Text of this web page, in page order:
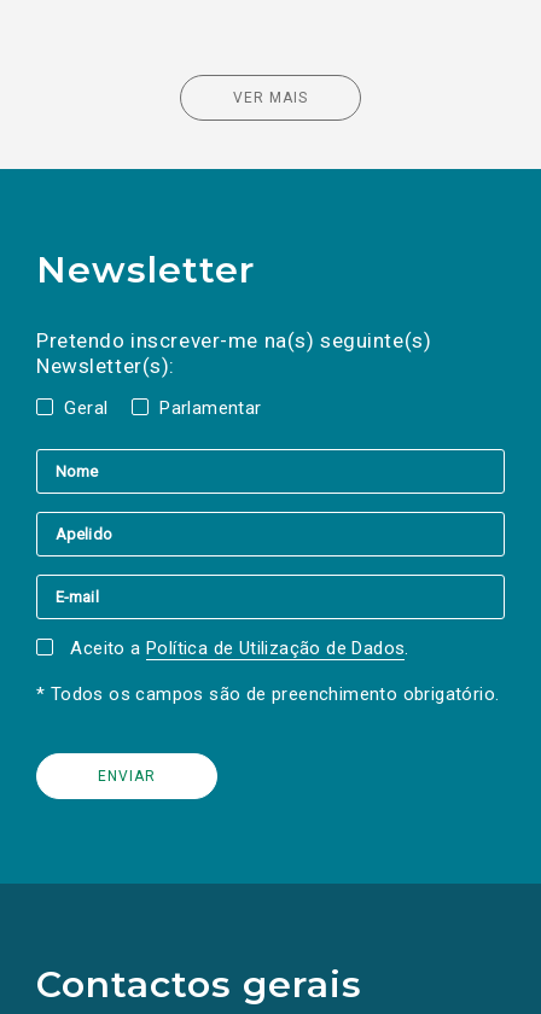
VER MAIS
Newsletter
Pretendo inscrever-me na(s) seguinte(s)
Newsletter(s):
Geral Parlamentar
a(s) newsletter(s).
mail
Aceito a Política de Utilização de Dados.
* Todos os campos são de preenchimento obrigatório.
Contactos gerais
redes
sociais